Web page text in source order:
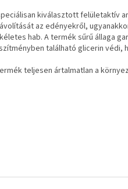
kiválasztott felületaktív
az edényekről,
hab. A termék sűrű állaga
található glicerin védi,
teljesen ártalmatlan a